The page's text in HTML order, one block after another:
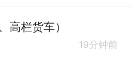
高栏货车）
19分钟前